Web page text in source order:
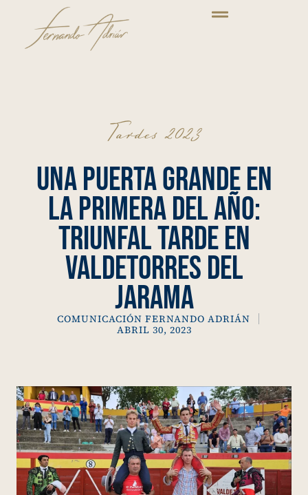
Tardes 2023
Una Puerta Grande en
la primera del año:
Triunfal tarde en
Valdetorres del
Jarama
COMUNICACIÓN FERNANDO ADRIÁN
ABRIL 30, 2023